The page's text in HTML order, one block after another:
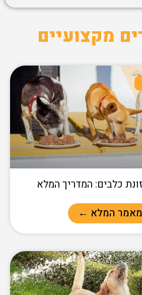
מקצועיים
כלבים: המדריך המלא
המלא ←